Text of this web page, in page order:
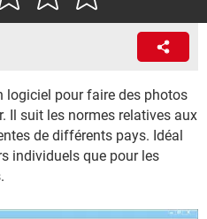
logiciel pour faire des photos
Il suit les normes relatives aux
de différents pays. Idéal
individuels que pour les